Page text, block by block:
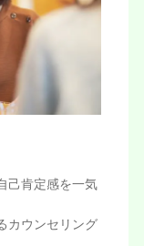
己肯定感を一気
カウンセリング